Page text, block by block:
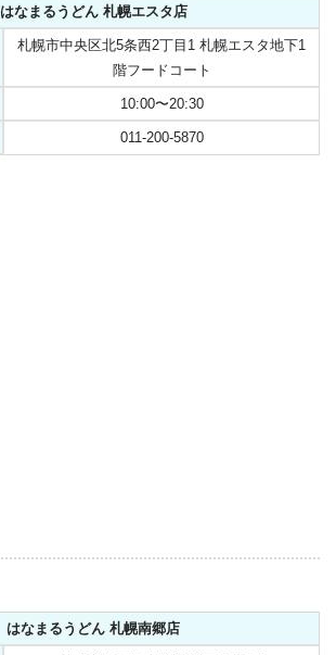
はなまるうどん 札幌エスタ店
札幌市中央区北5条西2丁目1 札幌エスタ地下1
階フードコート
10:00〜20:30
011-200-5870
はなまるうどん 札幌南郷店